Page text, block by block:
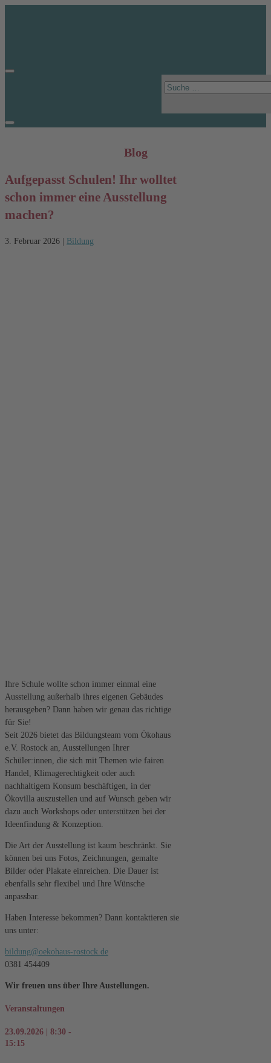
Blog
Aufgepasst Schulen! Ihr wolltet
schon immer eine Ausstellung
machen?
3. Februar 2026 Bildung
Ihre Schule wollte schon immer einmal eine
Ausstellung außerhalb ihres eigenen Gebäudes
herausgeben? Dann haben wir genau das richtige
für Sie!
Seit 2026 bietet das Bildungsteam vom Ökohaus
e.V. Rostock an, Ausstellungen Ihrer
Schüler:innen, die sich mit Themen wie fairen
Handel, Klimagerechtigkeit oder auch
nachhaltigem Konsum beschäftigen, in der
Ökovilla auszustellen und auf Wunsch geben wir
dazu auch Workshops oder unterstützen bei der
Ideenfindung & Konzeption.
Die Art der Ausstellung ist kaum beschränkt. Sie
können bei uns Fotos, Zeichnungen, gemalte
Bilder oder Plakate einreichen. Die Dauer ist
ebenfalls sehr flexibel und Ihre Wünsche
anpassbar.
Haben Interesse bekommen? Dann kontaktieren sie
uns unter:
bildung@oekohaus-rostock.de
0381 454409
Wir freuen uns über Ihre Austellungen.
Veranstaltungen
23.09.2026 | 8:30 -
15:15